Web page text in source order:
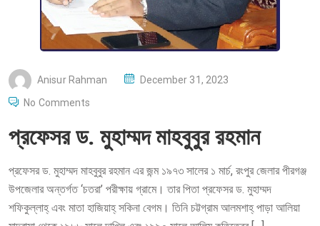
Anisur Rahman
P
T
D
O
N
December 31, 2023
No Comments
প্রফেসর ড. মুহাম্মদ মাহবুবুর রহমান
প্রফেসর ড. মুহাম্মদ মাহবুবুর রহমান এর জন্ম ১৯৭৩ সালের ১ মার্চ, রংপুর জেলার পীরগঞ্জ
উপজেলার অন্তর্গত ‘চতরা’ পরীক্ষায় গ্রামে। তার পিতা প্রফেসর ড. মুহাম্মদ
শফিকুল্লাহ্ এবং মাতা হাজিয়াহ্ সকিনা বেগম। তিনি চট্টগ্রাম আলমশাহ্ পাড়া আলিয়া